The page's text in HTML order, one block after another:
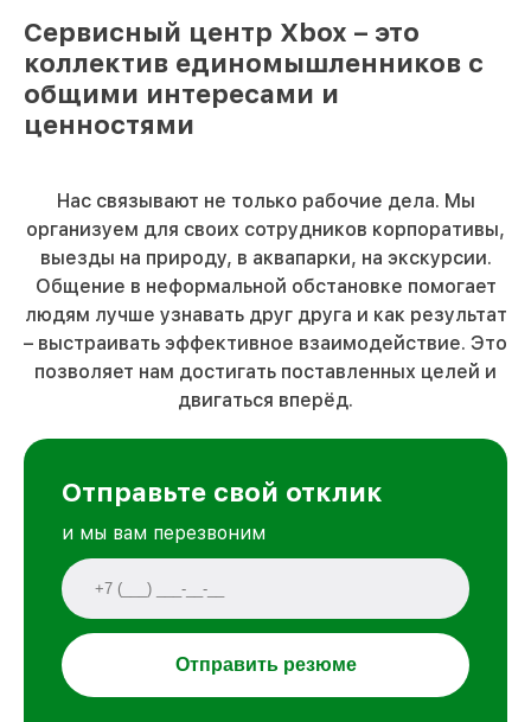
Сервисный центр Xbox – это
коллектив единомышленников с
общими интересами и
ценностями
Нас связывают не только рабочие дела. Мы
организуем для своих сотрудников корпоративы,
выезды на природу, в аквапарки, на экскурсии.
Общение в неформальной обстановке помогает
людям лучше узнавать друг друга и как результат
– выстраивать эффективное взаимодействие. Это
позволяет нам достигать поставленных целей и
двигаться вперёд.
Отправьте свой отклик
и мы вам перезвоним